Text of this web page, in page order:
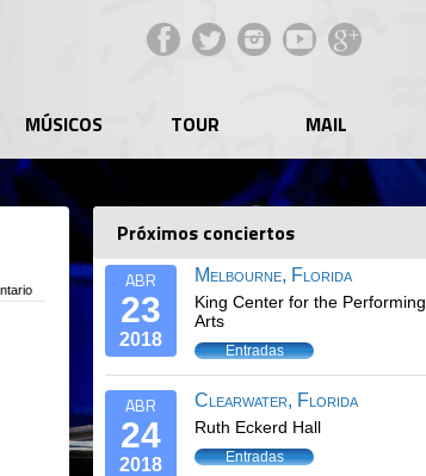
MÚSICOS TOUR MAIL
Próximos conciertos
ABR
23
2018
Melbourne, Florida
King Center for the Performing
Arts
Entradas
ABR
24
2018
Clearwater, Florida
Ruth Eckerd Hall
Entradas